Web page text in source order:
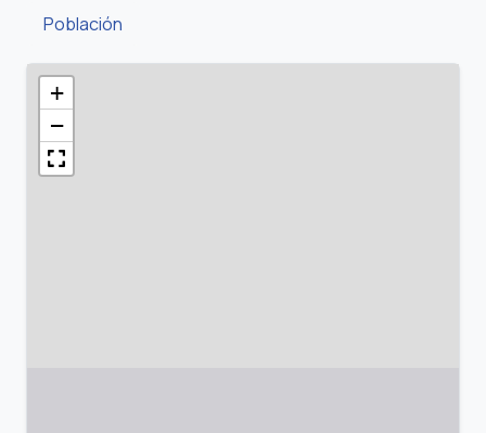
Población
+
−